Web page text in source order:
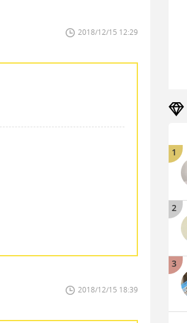
2018/12/15 12:29
2018/12/15 18:39
1
2
3